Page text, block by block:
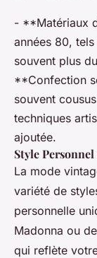
- **Matériaux
années 80,
souvent plus
**Confection
souvent
techniques
ajoutée.
Style
La mode
variété de
personnelle
Madonna ou
qui reflète